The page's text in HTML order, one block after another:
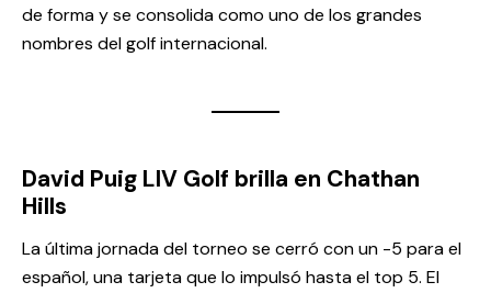
de forma y se consolida como uno de los grandes
nombres del golf internacional.
David Puig LIV Golf brilla en Chathan
Hills
La última jornada del torneo se cerró con un -5 para el
español, una tarjeta que lo impulsó hasta el top 5. El